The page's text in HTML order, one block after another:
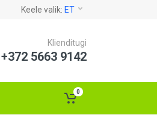
Keele valik: ET
Klienditugi
+372 5663 9142
0